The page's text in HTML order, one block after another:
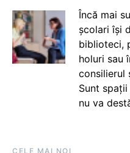
Încă mai
școlari își
biblioteci,
holuri sau
consilierul
Sunt
nu va
CELE MAI NOI